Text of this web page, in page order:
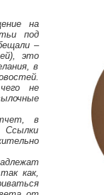
на
под
–
это
в
не
в
как,